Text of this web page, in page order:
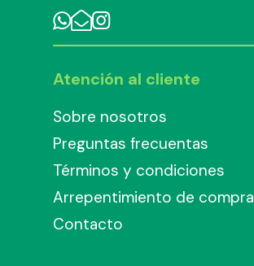
Atención al cliente
Sobre nosotros
Preguntas frecuentas
Términos y condiciones
Arrepentimiento de compra
Contacto